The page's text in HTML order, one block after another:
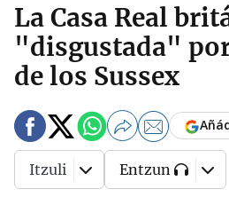
La Casa Real
"disgustada"
de los Sussex
Itzuli Entzun